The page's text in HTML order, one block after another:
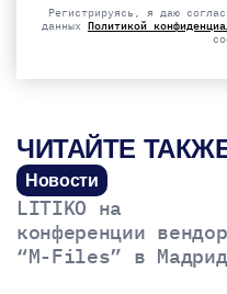
Регистрируясь, я даю
данных Политикой
ЧИТАЙТЕ
Новости
LITIKO на
конференции
“M-Files” в